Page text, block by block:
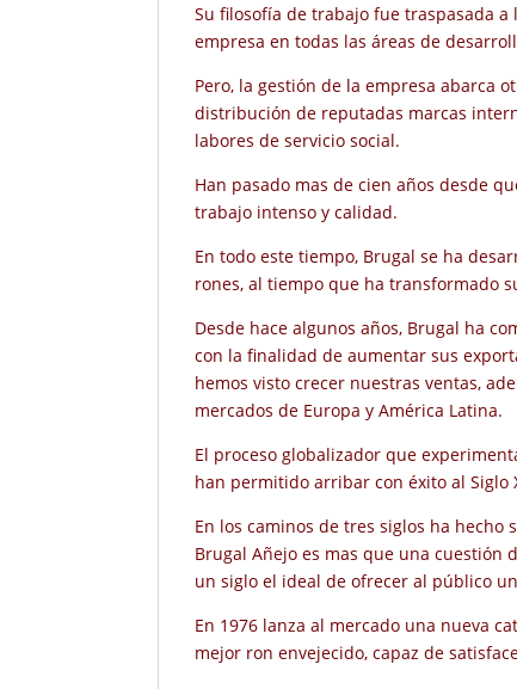
Su filosofía de trabajo fue traspasada
empresa en todas las áreas de
Pero, la gestión de la empresa abarca
distribución de reputadas marcas
labores de servicio social.
Han pasado mas de cien años desde
trabajo intenso y calidad.
En todo este tiempo, Brugal se ha
rones, al tiempo que ha transformado
Desde hace algunos años, Brugal ha
con la finalidad de aumentar sus
hemos visto crecer nuestras ventas,
mercados de Europa y América Latina.
El proceso globalizador que
han permitido arribar con éxito al Siglo
En los caminos de tres siglos ha
Brugal Añejo es mas que una cuestión
un siglo el ideal de ofrecer al público
En 1976 lanza al mercado una nueva
mejor ron envejecido, capaz de